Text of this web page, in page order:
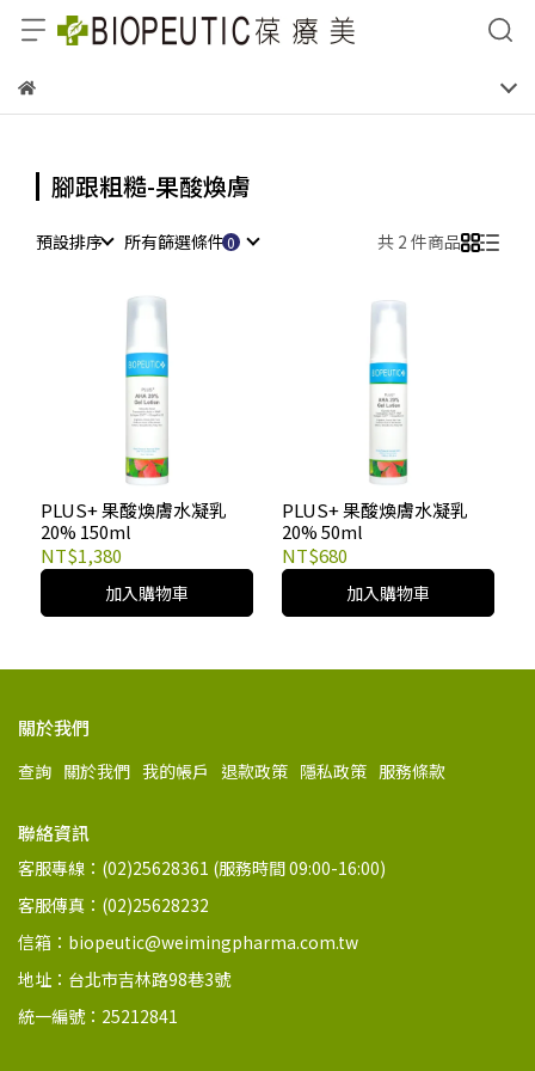
腳跟粗糙-果酸煥膚
預設排序 所有篩選條件 共 2 件商品
PLUS+ 果酸煥膚水凝乳
20% 150ml
NT$1,380
加入購物車
PLUS+ 果酸煥膚水凝乳
20% 50ml
NT$680
加入購物車
關於我們
查詢 關於我們 我的帳戶 退款政策 隱私政策 服務條款
聯絡資訊
客服專線：(02)25628361 (服務時間 09:00-16:00)
客服傳真：(02)25628232
信箱：biopeutic@weimingpharma.com.tw
地址：台北市吉林路98巷3號
統一編號：25212841